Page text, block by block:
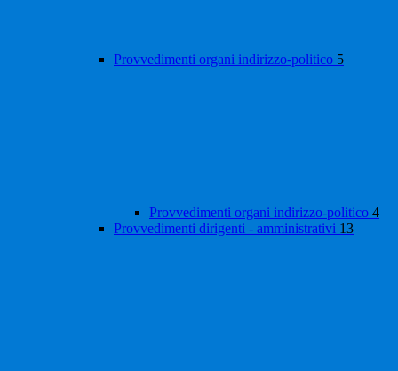
Provvedimenti organi indirizzo-politico 5
Provvedimenti organi indirizzo-politico 4
Provvedimenti dirigenti - amministrativi 13